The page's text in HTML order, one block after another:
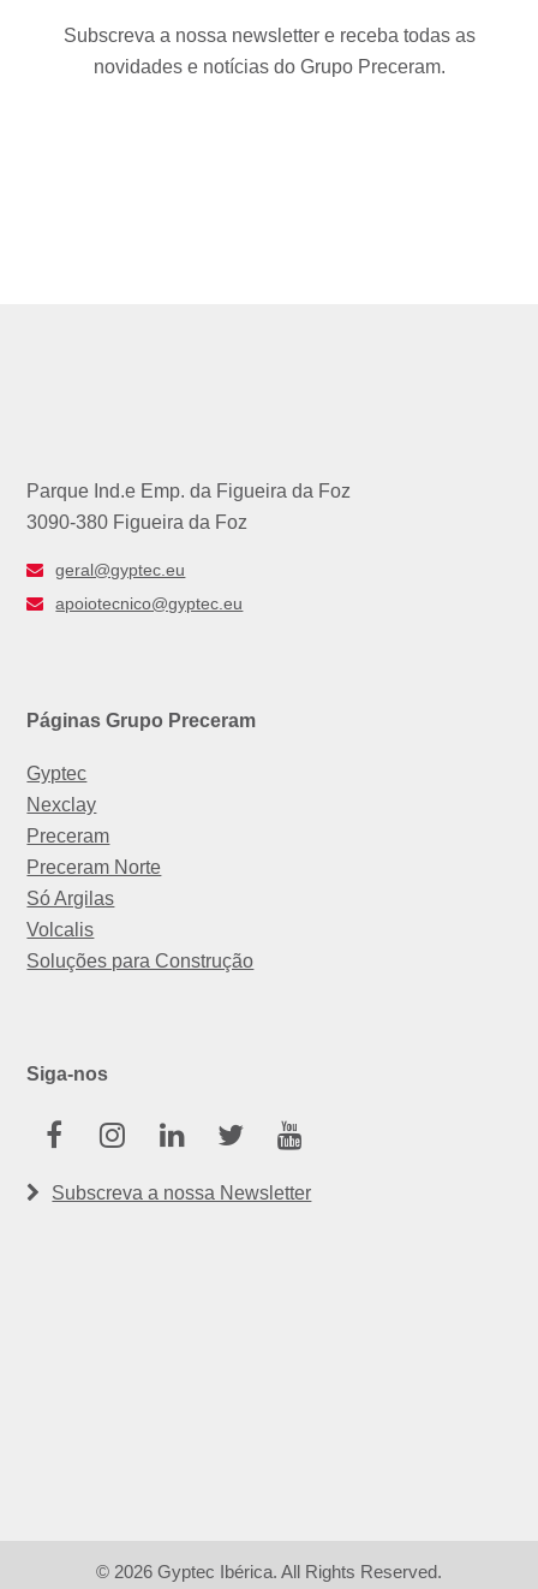
Subscreva a nossa newsletter e receba todas as
novidades e notícias do Grupo Preceram.
Parque Ind.e Emp. da Figueira da Foz
3090-380 Figueira da Foz
geral@gyptec.eu
apoiotecnico@gyptec.eu
Páginas Grupo Preceram
Gyptec
Nexclay
Preceram
Preceram Norte
Só Argilas
Volcalis
Soluções para Construção
Siga-nos
FacebookInstagram
LinkedinTwitter
Subscreva a nossa Newsletter
© 2026 Gyptec Ibérica. All Rights Reserved.